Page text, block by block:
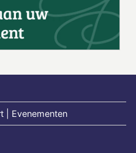
| Evenementen